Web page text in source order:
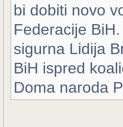
bi dobiti novo
Federacije
sigurna Lidija
BiH ispred
Doma naroda